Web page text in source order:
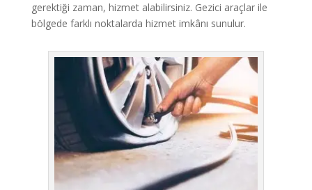
gerektiği zaman, hizmet alabilirsiniz. Gezici araçlar ile
bölgede farklı noktalarda hizmet imkânı sunulur.